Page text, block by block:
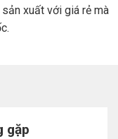
xuất với giá rẻ mà
gặp